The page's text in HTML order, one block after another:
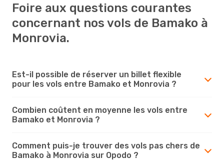
Foire aux questions courantes
concernant nos vols de Bamako à
Monrovia.
Est-il possible de réserver un billet flexible
pour les vols entre Bamako et Monrovia ?
Combien coûtent en moyenne les vols entre
Bamako et Monrovia ?
Comment puis-je trouver des vols pas chers de
Bamako à Monrovia sur Opodo ?